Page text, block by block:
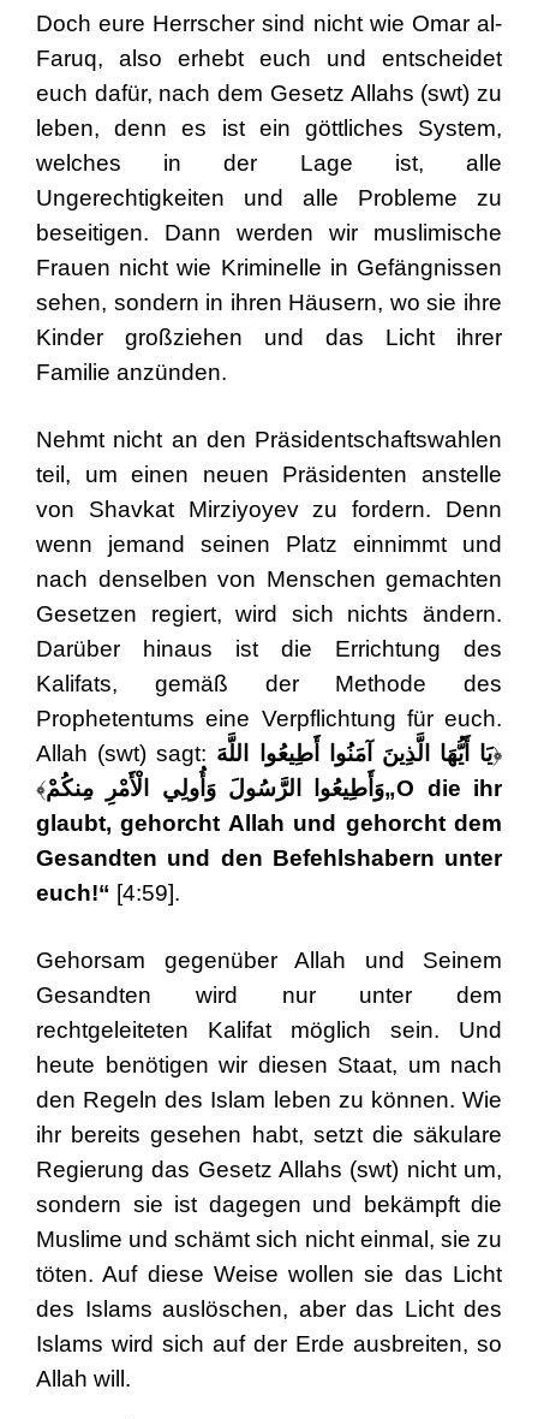
Doch eure Herrscher sind nicht wie Omar al-
Faruq, also erhebt euch und entscheidet
euch dafür, nach dem Gesetz Allahs (swt) zu
leben, denn es ist ein göttliches System,
welches in der Lage ist, alle
Ungerechtigkeiten und alle Probleme zu
beseitigen. Dann werden wir muslimische
Frauen nicht wie Kriminelle in Gefängnissen
sehen, sondern in ihren Häusern, wo sie ihre
Kinder großziehen und das Licht ihrer
Familie anzünden.
Nehmt nicht an den Präsidentschaftswahlen
teil, um einen neuen Präsidenten anstelle
von Shavkat Mirziyoyev zu fordern. Denn
wenn jemand seinen Platz einnimmt und
nach denselben von Menschen gemachten
Gesetzen regiert, wird sich nichts ändern.
Darüber hinaus ist die Errichtung des
Kalifats, gemäß der Methode des
Prophetentums eine Verpflichtung für euch.
Allah (swt) sagt:
﴿يَا أَيُّهَا الَّذِينَ آمَنُوا أَطِيعُوا اللَّهَ
وَأَطِيعُوا الرَّسُولَ وَأُولِي الْأَمْرِ مِنكُمْ﴾
„O die ihr
glaubt, gehorcht Allah und gehorcht dem
Gesandten und den Befehlshabern unter
euch!“ [4:59].
Gehorsam gegenüber Allah und Seinem
Gesandten wird nur unter dem
rechtgeleiteten Kalifat möglich sein. Und
heute benötigen wir diesen Staat, um nach
den Regeln des Islam leben zu können. Wie
ihr bereits gesehen habt, setzt die säkulare
Regierung das Gesetz Allahs (swt) nicht um,
sondern sie ist dagegen und bekämpft die
Muslime und schämt sich nicht einmal, sie zu
töten. Auf diese Weise wollen sie das Licht
des Islams auslöschen, aber das Licht des
Islams wird sich auf der Erde ausbreiten, so
Allah will.